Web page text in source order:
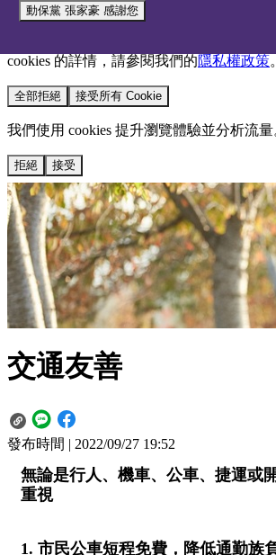
我們使用 cookies 來提升您的瀏覽體驗並分
欲了解更
cookies 的詳情，請參閱我們的隱私權政策。
全部拒絕 接受所有 Cookie
我們使用 cookies 提升瀏覽體驗並分析流量
拒絕 接受
動保黨 張家豪 感謝您
交通友善
發布時間 | 2022/09/27 19:52
無論是行人、機車、公車、捷運或
重視
1. 市民公車短程免費，降低通勤族